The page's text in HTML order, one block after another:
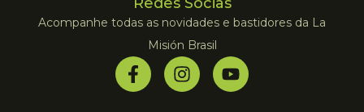
Acompanhe todas as novidades e bastidores da La
Misión Brasil